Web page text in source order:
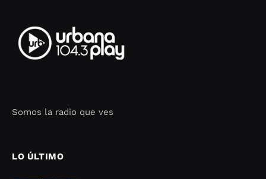
Somos la radio que ves
LO ÚLTIMO